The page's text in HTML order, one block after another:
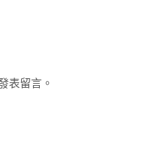
表留言。